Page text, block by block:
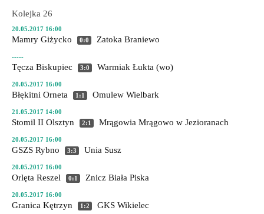
Kolejka 26
20.05.2017 16:00
Mamry Giżycko 0:0 Zatoka Braniewo
-----
Tęcza Biskupiec 3:0 Warmiak Łukta (wo)
20.05.2017 16:00
Błękitni Orneta 1:1 Omulew Wielbark
21.05.2017 14:00
Stomil II Olsztyn 2:1 Mrągowia Mrągowo w Jezioranach
20.05.2017 16:00
GSZS Rybno 3:3 Unia Susz
20.05.2017 16:00
Orlęta Reszel 0:1 Znicz Biała Piska
20.05.2017 16:00
Granica Kętrzyn 1:2 GKS Wikielec